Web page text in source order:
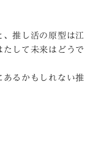
推し活の原型は江
して未来はどうで
あるかもしれない推